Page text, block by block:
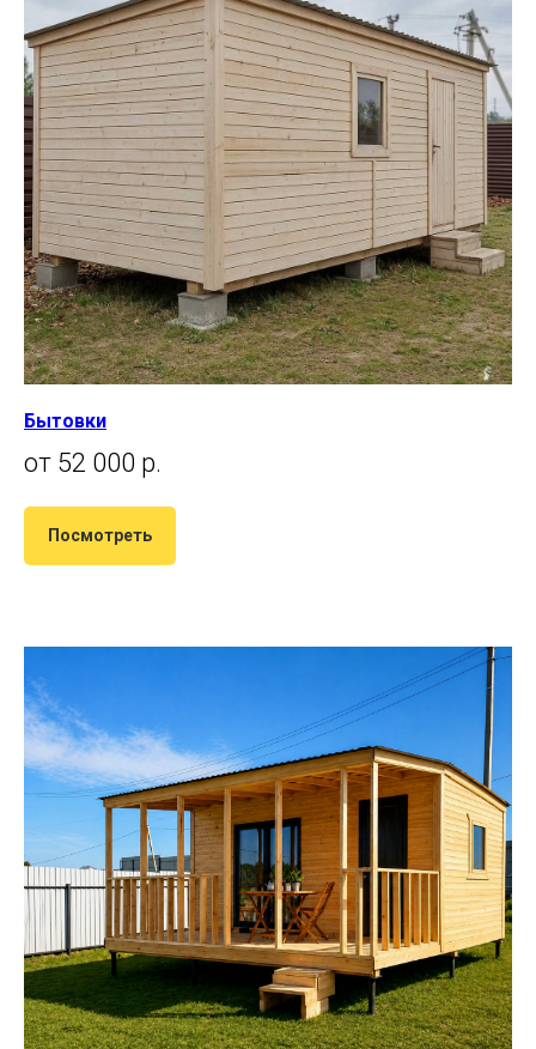
Бытовки
от 52 000 р.
Посмотреть